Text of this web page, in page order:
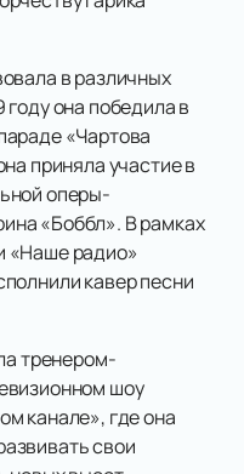
в различных
она победила в
«Чартова
приняла участие в
оперы-
«Боббл». В рамках
«Наше радио»
кавер песни
тренером-
шоу
канале», где она
свои